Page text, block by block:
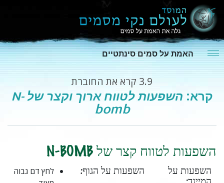
האמת על סמים סינתטיים
3.9 קרא את החוברת
קרא: השפעות לטווח ארוך וקצר של N-
bomb
השפעות לטווח קצר של N-BOMB
השפעות על
השפעות על הגוף:
לחץ דם גבוה